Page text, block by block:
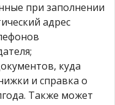
при заполнении
адрес
куда
и справка о
Также может